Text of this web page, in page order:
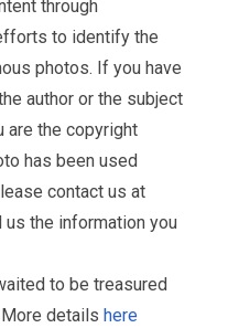
through
to identify the
photos. If you have
author or the subject
are the copyright
has been used
contact us at
us the information you
to be treasured
details here